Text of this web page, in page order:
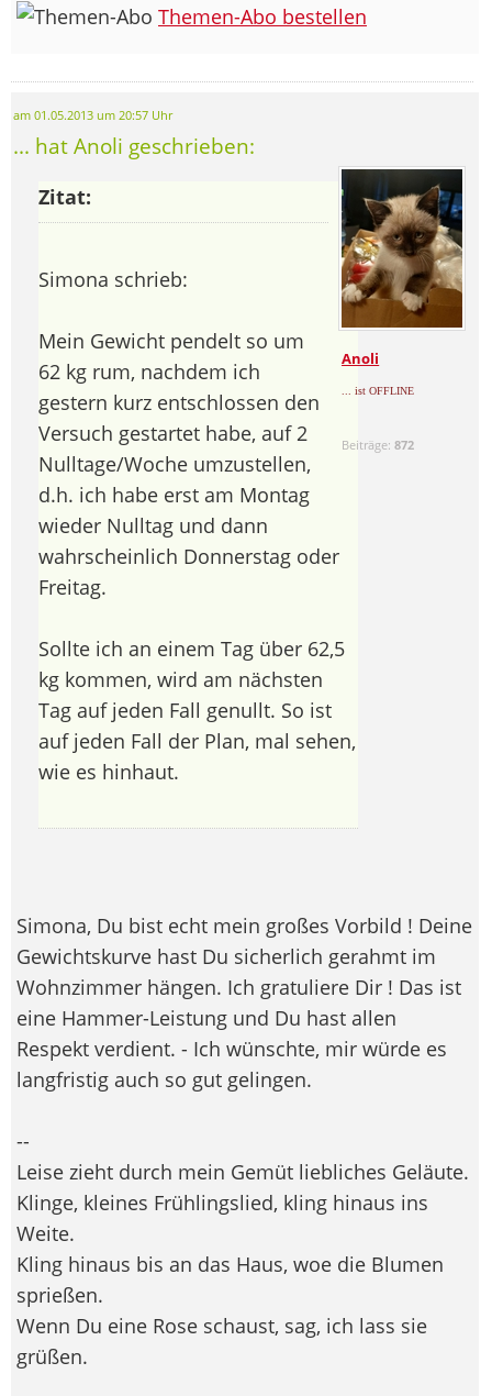
Themen-Abo bestellen
am 01.05.2013 um 20:57 Uhr
... hat Anoli geschrieben:
Anoli
... ist OFFLINE
Beiträge:872
Zitat:
Simona schrieb:
Mein Gewicht pendelt so um
62 kg rum, nachdem ich
gestern kurz entschlossen den
Versuch gestartet habe, auf 2
Nulltage/Woche umzustellen,
d.h. ich habe erst am Montag
wieder Nulltag und dann
wahrscheinlich Donnerstag oder
Freitag.
Sollte ich an einem Tag über 62,5
kg kommen, wird am nächsten
Tag auf jeden Fall genullt. So ist
auf jeden Fall der Plan, mal sehen,
wie es hinhaut.
Simona, Du bist echt mein großes Vorbild ! Deine
Gewichtskurve hast Du sicherlich gerahmt im
Wohnzimmer hängen. Ich gratuliere Dir ! Das ist
eine Hammer-Leistung und Du hast allen
Respekt verdient. - Ich wünschte, mir würde es
langfristig auch so gut gelingen.
--
Leise zieht durch mein Gemüt liebliches Geläute.
Klinge, kleines Frühlingslied, kling hinaus ins
Weite.
Kling hinaus bis an das Haus, woe die Blumen
sprießen.
Wenn Du eine Rose schaust, sag, ich lass sie
grüßen.